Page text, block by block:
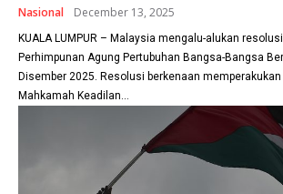
Nasional December 13, 2025
KUALA LUMPUR – Malaysia mengalu-alukan
Perhimpunan Agung Pertubuhan Bangsa-Bangsa
Disember 2025. Resolusi berkenaan memperakukan Pendapat Nasihat
Mahkamah Keadilan...